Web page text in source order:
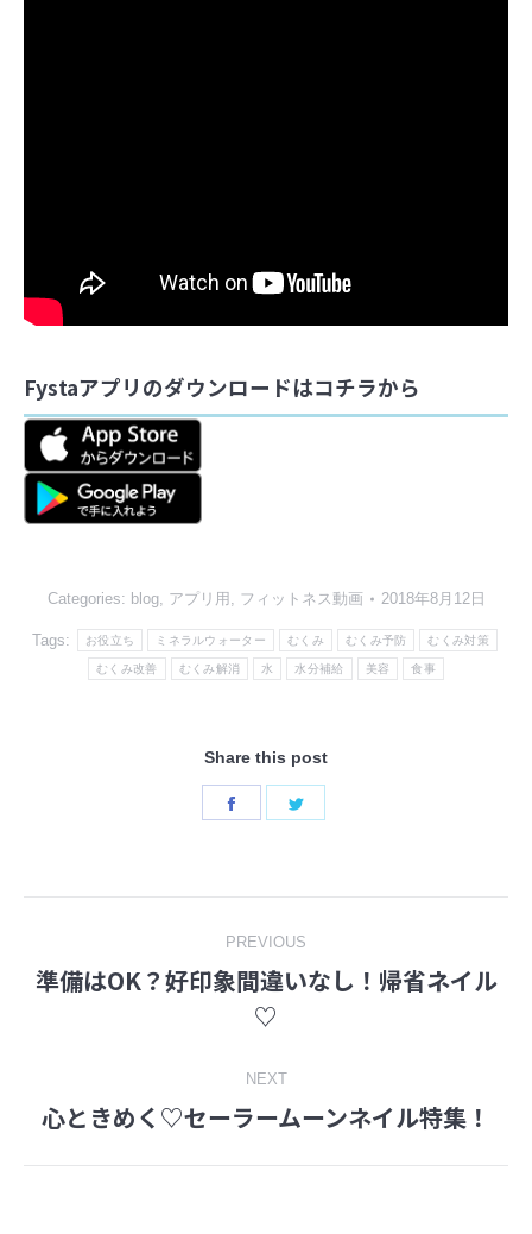
Fystaアプリのダウンロードはコチラから
Categories: blog, アプリ用 , フィットネス動画 2018年8月12日
Tags: お役立ち ミネラルウォーター むくみ むくみ予防 むくみ対策
むくみ改善 むくみ解消 水 水分補給 美容 食事
Share this post
Share
navigation
PREVIOUS
Previous
post:
準備はOK？好印象間違いなし！帰省ネイル
♡
NEXT
Next
心ときめく♡セーラームーンネイル特集！